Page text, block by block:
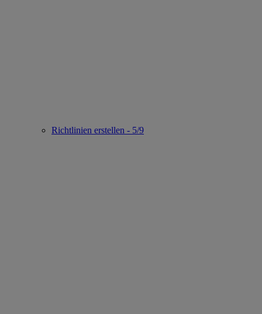
Richtlinien erstellen - 5/9